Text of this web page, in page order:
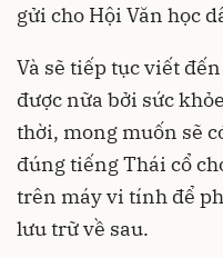
gửi cho Hội Văn học
Và sẽ tiếp tục viết
được nữa bởi sức
thời, mong muốn sẽ
đúng tiếng Thái cổ
trên máy vi tính để
lưu trữ về sau.